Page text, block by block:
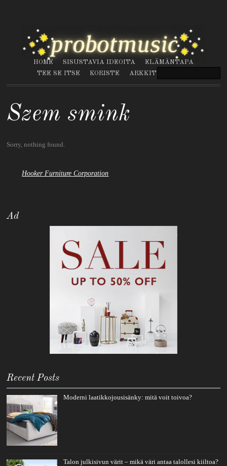
HOME SISUSTAVIA IDEOITA
ELÄMÄNTAPA
TEE SE ITSE
KORISTE ARKKITEHTUURI
Szem smink
Sorry, nothing found.
Hooker Furniture Corporation
Ad
Recent Posts
Moderni laatikkojousisänky: mitä voit toivoa?
Talon julkisivun värit – mikä väri antaa talollesi kiiltoa?